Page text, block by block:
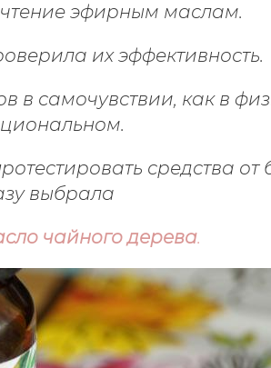
эфирным маслам.
их эффективность.
самочувствии, как в
средства
выбрала
чайного дерева.